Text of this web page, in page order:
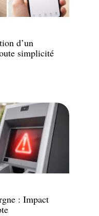
d’un
simplicité
: Impact